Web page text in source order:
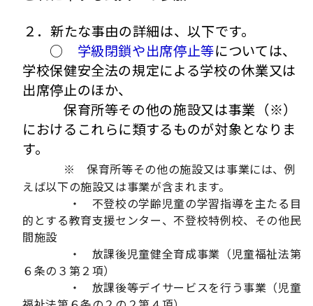
２．新たな事由の詳細は、以下です。
○ 学級閉鎖や出席停止等については、
学校保健安全法の規定による学校の休業又は
出席停止のほか、
保育所等その他の施設又は事業（※）
におけるこれらに類するものが対象となりま
す。
※ 保育所等その他の施設又は事業には、例
えば以下の施設又は事業が含まれます。
・ 不登校の学齢児童の学習指導を主たる目
的とする教育支援センター、不登校特例校、その他民
間施設
・ 放課後児童健全育成事業（児童福祉法第
６条の３第２項）
・ 放課後等デイサービスを行う事業（児童